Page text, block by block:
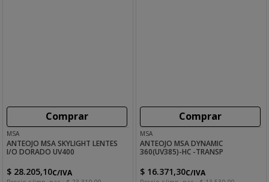
Comprar
MSA
ANTEOJO MSA SKYLIGHT LENTES
I/O DORADO UV400
$ 28.205,10C/IVA
Comprar
MSA
ANTEOJO MSA DYNAMIC
360(UV385)-HC -TRANSP
$ 16.371,30C/IVA